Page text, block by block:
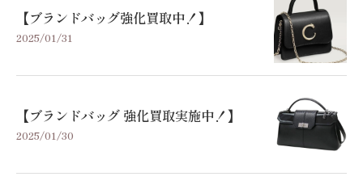
【ブランドバッグ強化買取中！】
2025/01/31
【ブランドバッグ 強化買取実施中！】
2025/01/30